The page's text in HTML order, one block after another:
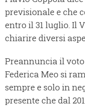
previsionale e che
entro il 31 luglio. Il
chiarire diversi
Preannuncia il
Federica Meo si
sempre e solo in
presente che dal